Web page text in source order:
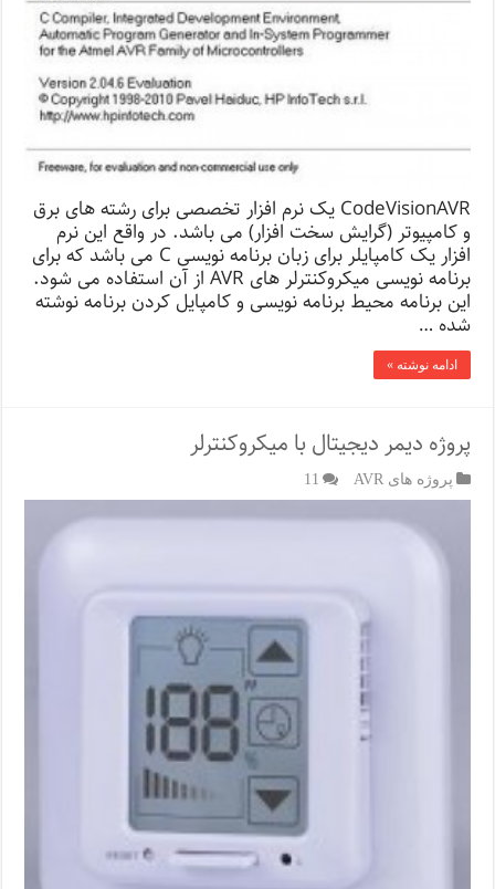
CodeVisionAVR یک نرم افزار تخصصی برای رشته های برق
و کامپیوتر (گرایش سخت افزار) می باشد. در واقع این نرم
افزار یک کامپایلر برای زبان برنامه نویسی C می باشد که برای
برنامه نویسی میکروکنترلر های AVR از آن استفاده می شود.
این برنامه محیط برنامه نویسی و کامپایل کردن برنامه نوشته
شده …
ادامه نوشته »
پروژه دیمر دیجیتال با میکروکنترلر
پروژه های AVR 11